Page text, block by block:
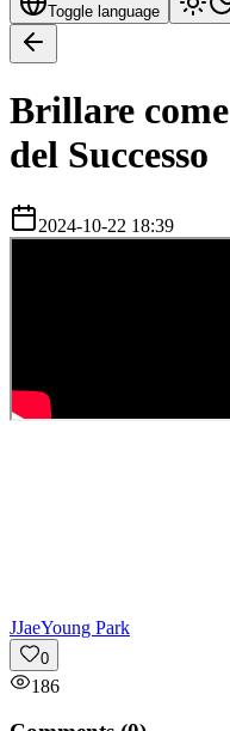
Toggle language
Brillare
del Successo
2024-10-22 18:39
JJaeYoung Park
0
186